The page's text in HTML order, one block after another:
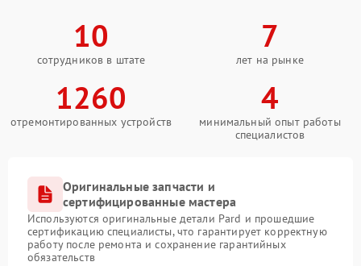
10
сотрудников в штате
7
лет на рынке
1260
отремонтированных устройств
4
минимальный опыт работы
специалистов
Оригинальные запчасти и
сертифицированные мастера
Используются оригинальные детали Pard и прошедшие
сертификацию специалисты, что гарантирует корректную
работу после ремонта и сохранение гарантийных
обязательств